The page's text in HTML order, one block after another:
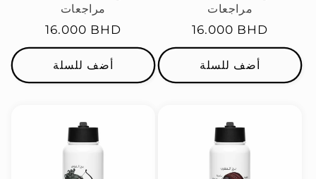
مراجعات
السعر
العادي
16.000 BHD
أضف للسلة
مراجعات
السعر
العادي
16.000 BHD
أضف للسلة